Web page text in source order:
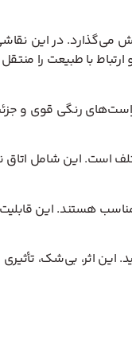
می‌گذارد. در این
با طبیعت را منتقل
رنگی قوی و
است. این شامل
هستند. این قابلیت
اثر، بی‌شک،